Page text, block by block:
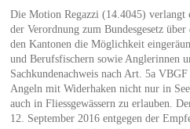
Die Motion Regazzi (14.4045)
der Verordnung zum Bundesgesetz
den Kantonen die Möglichkeit
und Berufsfischern sowie Anglerinnen
Sachkundenachweis nach Art. 5a
Angeln mit Widerhaken nicht nur in
auch in Fliessgewässern zu erlauben.
12. September 2016 entgegen der